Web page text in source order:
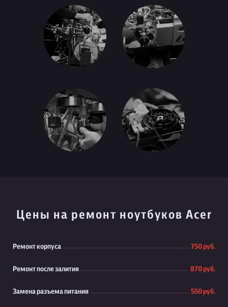
Цены на ремонт ноутбуков Acer
Ремонт корпуса 750 руб.
Ремонт после залития 870 руб.
Замена разъема питания 550 руб.